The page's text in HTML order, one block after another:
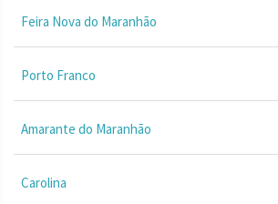
Feira Nova do Maranhão
Porto Franco
Amarante do Maranhão
Carolina